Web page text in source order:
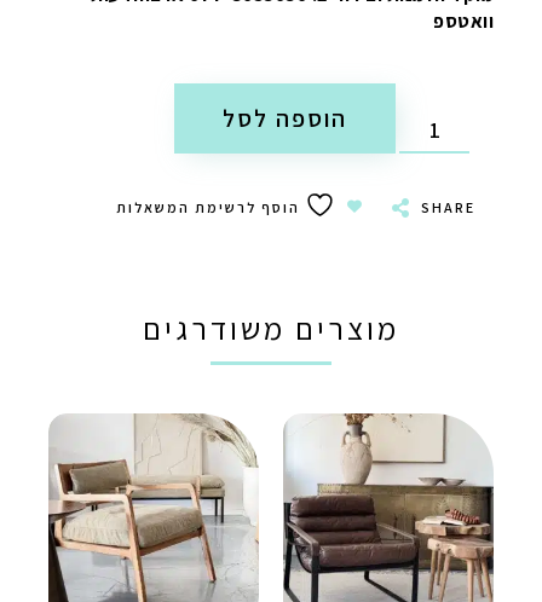
וואטספ
הוספה לסל
SHARE הוסף לרשימת המשאלות
מוצרים משודרגים